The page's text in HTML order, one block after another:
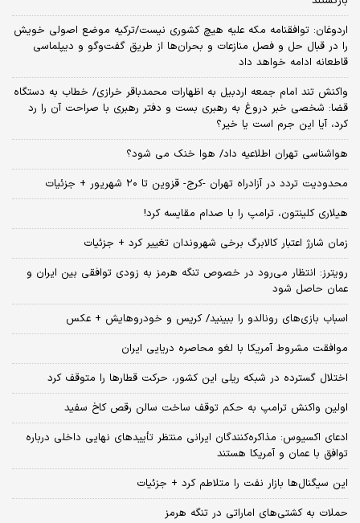
اردوغان: توافقنامه مکه علیه هیچ کشوری نیست/ترکیه موضع اصولی خویش
را در قبال حل و فصل منازعات و بحران‌ها از طریق گفت‌وگو و دیپلماسی
قاطعانه ادامه خواهد داد
واکنش تند امام جمعه اردبیل به اظهارات محمدباقر خرازی/ خطاب به دستگاه
قضا: شخصی خبر دروغ به رهبری بست و دفتر رهبری با صراحت آن را رد
کرد، آیا این جرم است یا خیر؟
هواشناسی تهران اطلاعیه داد/ هوا خنک می شود؟
محدودیت تردد در آزادراه تهران -کرج- قزوین تا ۲۰ شهریور + جزئیات
هیلاری کلینتون، ترامپ را با صدام مقایسه کرد!
زمان شارژ اعتبار کالابرگ برخی شهروندان تغییر کرد + جزئیات
رویترز: انتظار می‌رود در خصوص تنگه هرمز به زودی توافقی بین ایران و
عمان حاصل شود
اسباب‌ بازی‌های رونالدو را ببینید/ کریس و خودروهایش + عکس
موافقت مشروط آمریکا با لغو محاصره دریایی ایران
اختلال گسترده در شبکه ریلی این کشور، حرکت قطارها را متوقف کرد
اولین واکنش ترامپ به حکم توقف ساخت سالن رقص کاخ سفید
ادعای اکسیوس: مذاکره‌کنندگان ایرانی منتظر تأییدهای نهایی داخلی درباره
توافق با عمان و آمریکا هستند
این سیگنال‌ها بازار نفت را متلاطم کرد + جزئیات
حملات به کشتی‌های اماراتی در تنگه هرمز